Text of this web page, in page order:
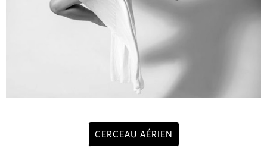
CERCEAU AÉRIEN